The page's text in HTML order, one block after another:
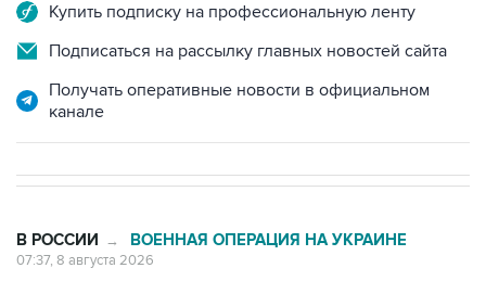
Купить подписку на профессиональную ленту
Подписаться на рассылку главных новостей сайта
Получать оперативные новости в официальном
канале
В РОССИИ → ВОЕННАЯ ОПЕРАЦИЯ НА УКРАИНЕ
07:37, 8 августа 2026